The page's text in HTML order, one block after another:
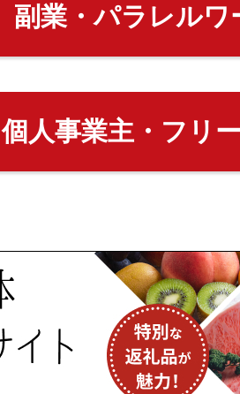
副業・パラレルワ
個人事業主・フリ